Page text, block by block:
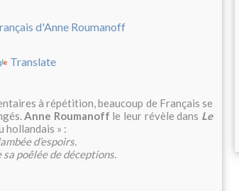
Translate
à répétition, beaucoup de Français se
Anne Roumanoff le leur révèle dans Le
hollandais » :
d’espoirs.
poêlée de déceptions.